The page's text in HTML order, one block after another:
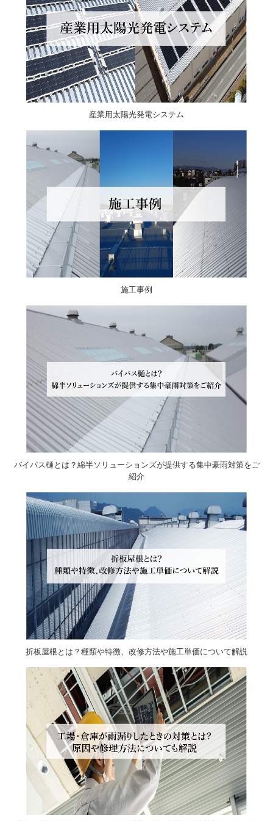
産業用太陽光発電システム
施工事例
バイパス樋とは？綿半ソリューションズが提供する集中豪雨対策をご
紹介
折板屋根とは？種類や特徴、改修方法や施工単価について解説